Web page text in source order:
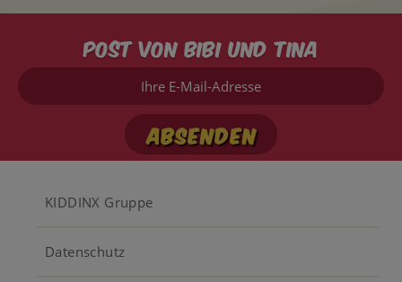
Post von Bibi und Tina
Ihre
Mail-
Footer
KIDDINX Gruppe
Datenschutz